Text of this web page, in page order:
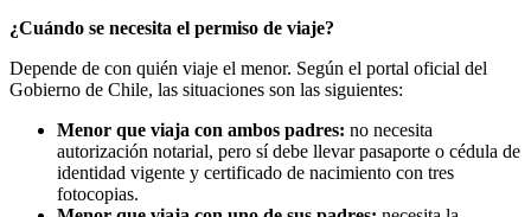
¿Cuándo se necesita el permiso de viaje?
Depende de con quién viaje el menor. Según el portal oficial del
Gobierno de Chile, las situaciones son las siguientes:
Menor que viaja con ambos padres: no necesita
autorización notarial, pero sí debe llevar pasaporte o cédula de
identidad vigente y certificado de nacimiento con tres
fotocopias.